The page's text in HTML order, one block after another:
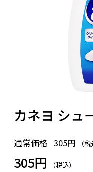
カネヨ シュ
通常価格 305円 （税
305円 （税込）